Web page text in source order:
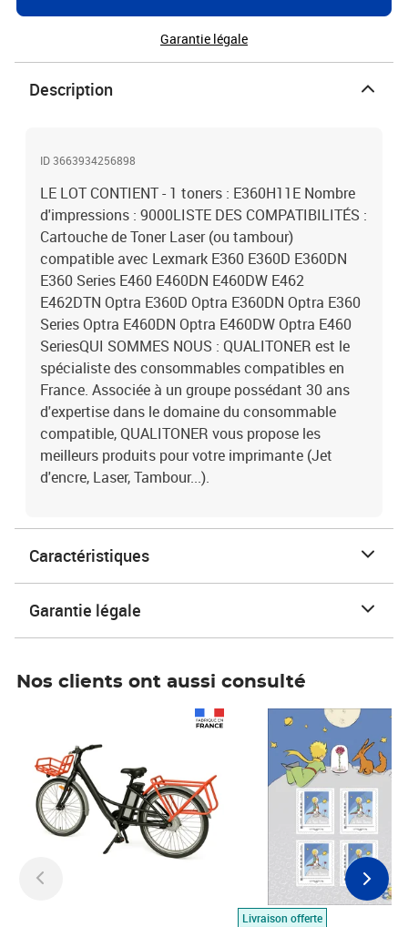
Garantie légale
Description
ID 3663934256898
LE LOT CONTIENT - 1 toners : E360H11E Nombre
d'impressions : 9000LISTE DES COMPATIBILITÉS :
Cartouche de Toner Laser (ou tambour)
compatible avec Lexmark E360 E360D E360DN
E360 Series E460 E460DN E460DW E462
E462DTN Optra E360D Optra E360DN Optra E360
Series Optra E460DN Optra E460DW Optra E460
SeriesQUI SOMMES NOUS : QUALITONER est le
spécialiste des consommables compatibles en
France. Associée à un groupe possédant 30 ans
d'expertise dans le domaine du consommable
compatible, QUALITONER vous propose les
meilleurs produits pour votre imprimante (Jet
d'encre, Laser, Tambour...).
Caractéristiques
Garantie légale
Nos clients ont aussi consulté
Livraison offerte
Prix 7,50€